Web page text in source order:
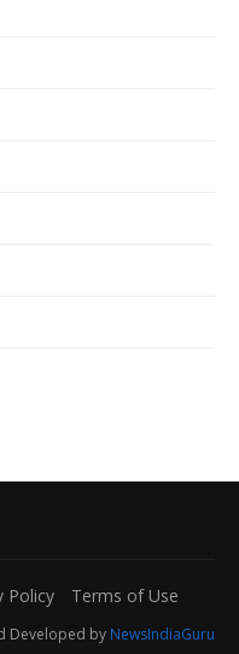
Policy Terms of Use
Developed by NewsIndiaGuru